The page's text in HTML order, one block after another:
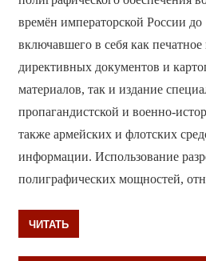
времён императорской России
включавшего в себя как
директивных документов и
материалов, так и издание
пропагандистской и военно-
также армейских и флотских
информации. Использование
полиграфических мощностей,
ЧИТАТЬ